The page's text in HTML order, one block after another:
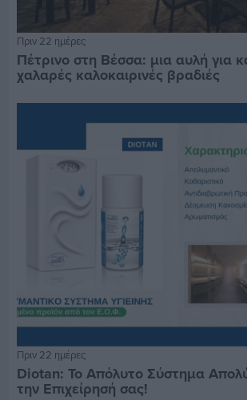
Πριν 22 ημέρες
Πέτρινο στη Βέσσα: μια αυλή για
χαλαρές καλοκαιρινές βραδιές
Πριν 22 ημέρες
Diotan: Το Απόλυτο Σύστημα
την Επιχείρησή σας!